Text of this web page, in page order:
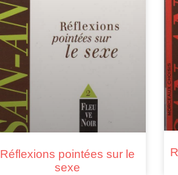
Réflexions pointées sur le
sexe